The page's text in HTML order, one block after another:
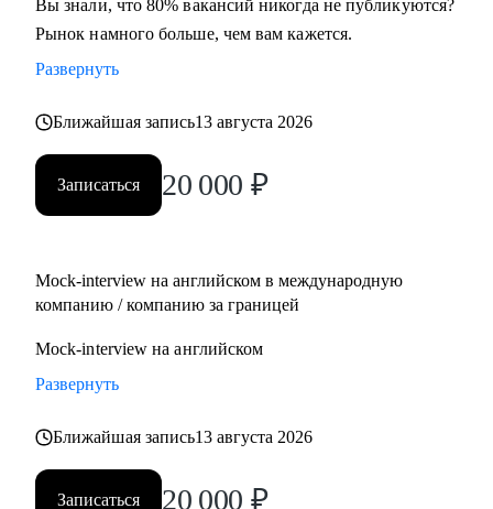
Вы знали, что 80% вакансий никогда не публикуются?
Рынок намного больше, чем вам кажется.
Развернуть
Ближайшая запись13 августа 2026
Записаться 20 000 ₽
Mock-interview на английском в международную
компанию / компанию за границей
Mock-interview на английском
Развернуть
Ближайшая запись13 августа 2026
Записаться 20 000 ₽